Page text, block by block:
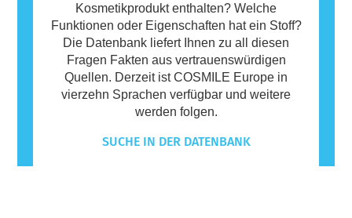
Kosmetikprodukt enthalten? Welche
Funktionen oder Eigenschaften hat ein Stoff?
Die Datenbank liefert Ihnen zu all diesen
Fragen Fakten aus vertrauenswürdigen
Quellen. Derzeit ist COSMILE Europe in
vierzehn Sprachen verfügbar und weitere
werden folgen.
SUCHE IN DER DATENBANK